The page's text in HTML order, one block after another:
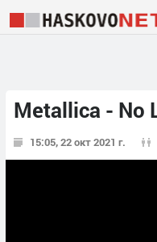
Metallica - No
15:05, 22 окт 2021 г.